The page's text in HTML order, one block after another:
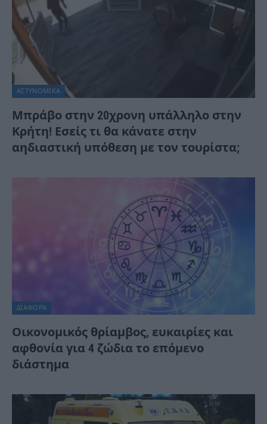
ΑΣΤΥΝΟΜΙΚΑ
Μπράβο στην 20χρονη υπάλληλο στην
Κρήτη! Εσείς τι θα κάνατε στην
αηδιαστική υπόθεση με τον τουρίστα;
ΔΙΆΦΟΡΑ
Οικονομικός θρίαμβος, ευκαιρίες και
αφθονία για 4 ζώδια το επόμενο
διάστημα